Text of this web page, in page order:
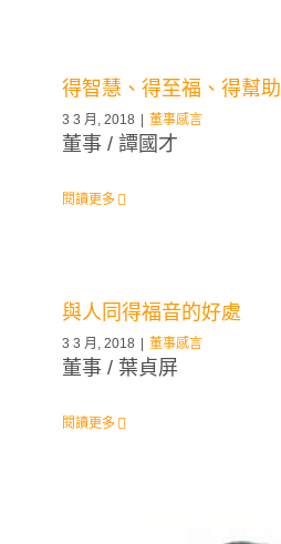
得智慧、得至福、得幫助
3 3 月, 2018 董事感言
董事 / 譚國才
閱讀更多
與人同得福音的好處
3 3 月, 2018 董事感言
董事 / 葉貞屏
閱讀更多